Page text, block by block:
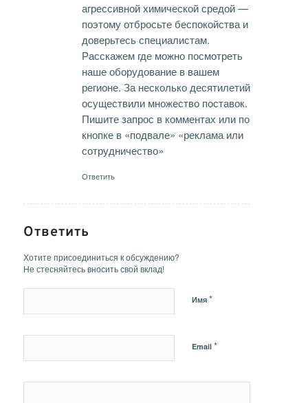
агрессивной химической средой —
поэтому отбросьте беспокойства и
доверьтесь специалистам.
Расскажем где можно посмотреть
наше оборудование в вашем
регионе. За несколько десятилетий
осуществили множество поставок.
Пишите запрос в комментах или по
кнопке в «подвале» «реклама или
сотрудничество»
Ответить
Ответить
Хотите присоединиться к обсуждению?
Не стесняйтесь вносить свой вклад!
Имя *
Email *